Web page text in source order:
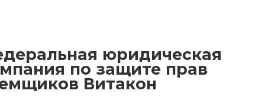
юридическая
по защите прав
Витакон